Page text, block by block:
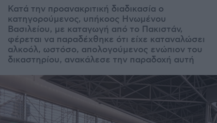
Κατά την προανακριτική διαδικασία ο
κατηγορούμενος, υπήκοος Ηνωμένου
Βασιλείου, με καταγωγή από το Πακιστάν,
φέρεται να παραδέχθηκε ότι είχε καταναλώσει
αλκοόλ, ωστόσο, απολογούμενος ενώπιον του
δικαστηρίου, ανακάλεσε την παραδοχή αυτή